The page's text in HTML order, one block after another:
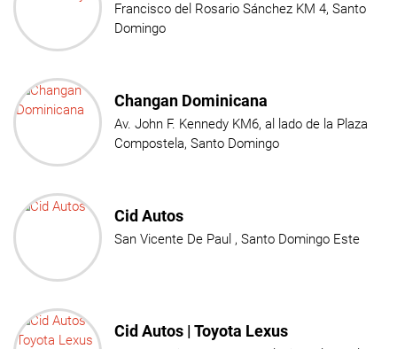
Francisco del Rosario Sánchez KM 4, Santo
Domingo
Changan Dominicana
Av. John F. Kennedy KM6, al lado de la Plaza
Compostela, Santo Domingo
Cid Autos
San Vicente De Paul , Santo Domingo Este
Cid Autos | Toyota Lexus